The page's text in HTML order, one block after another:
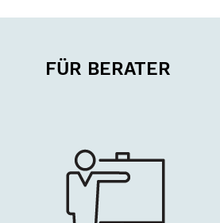
FÜR BERATER